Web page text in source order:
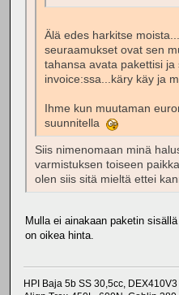
Älä edes harkitse
seuraamukset ovat sen
tahansa avata pakettisi
invoice:ssa...käry käy ja
Ihme kun muutaman
suunnitella
Siis nimenomaan minä
varmistuksen toiseen
olen siis sitä mieltä ettei
Mulla ei ainakaan paketin
on oikea hinta.
HPI Baja 5b SS 30,5cc, DEX410V3